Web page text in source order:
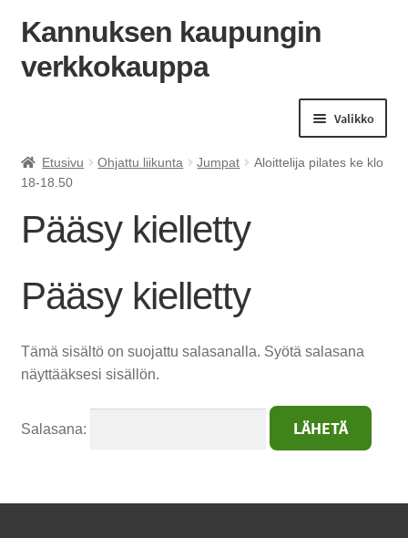
Siirry
Siirry
Kannuksen kaupungin
verkkokauppa
Valikko
Etusivu Ohjattu liikunta Jumpat
Aloittelija pilates ke klo
18-18.50
Pääsy kielletty
Pääsy kielletty
Tämä sisältö on suojattu salasanalla. Syötä salasana
näyttääksesi sisällön.
Salasana: